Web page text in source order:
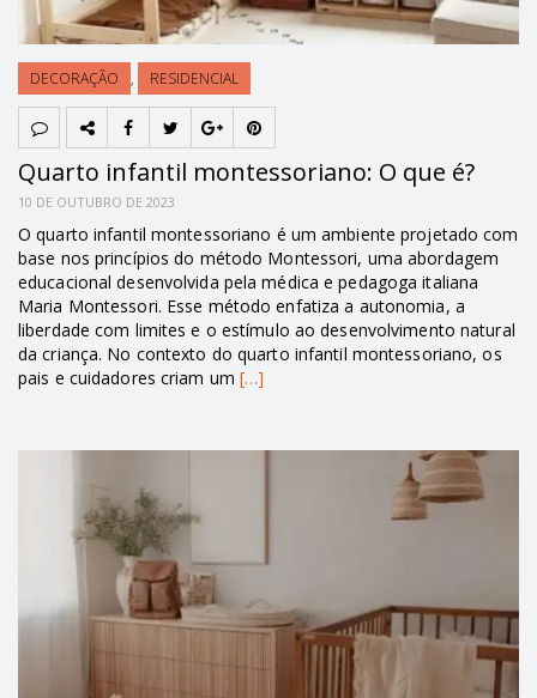
DECORAÇÃO , RESIDENCIAL
Quarto infantil montessoriano: O que é?
10 DE OUTUBRO DE 2023
O quarto infantil montessoriano é um ambiente projetado com
base nos princípios do método Montessori, uma abordagem
educacional desenvolvida pela médica e pedagoga italiana
Maria Montessori. Esse método enfatiza a autonomia, a
liberdade com limites e o estímulo ao desenvolvimento natural
da criança. No contexto do quarto infantil montessoriano, os
pais e cuidadores criam um[…]